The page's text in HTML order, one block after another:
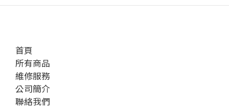
首頁
所有商品
維修服務
公司簡介
聯絡我們